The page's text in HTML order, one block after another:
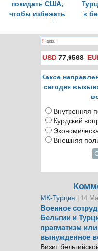
покидать США,
чтобы избежать
возможной
экстрадиции
в
USD 77,9568
Какое
сегодня
Внутренняя
Курдский
Внешняя
МК-Турция | 14
Военное
Бельгии и
прагматизм или
вынужденное
Визит